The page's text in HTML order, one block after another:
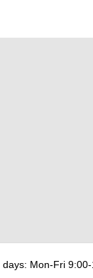
Mon-Fri